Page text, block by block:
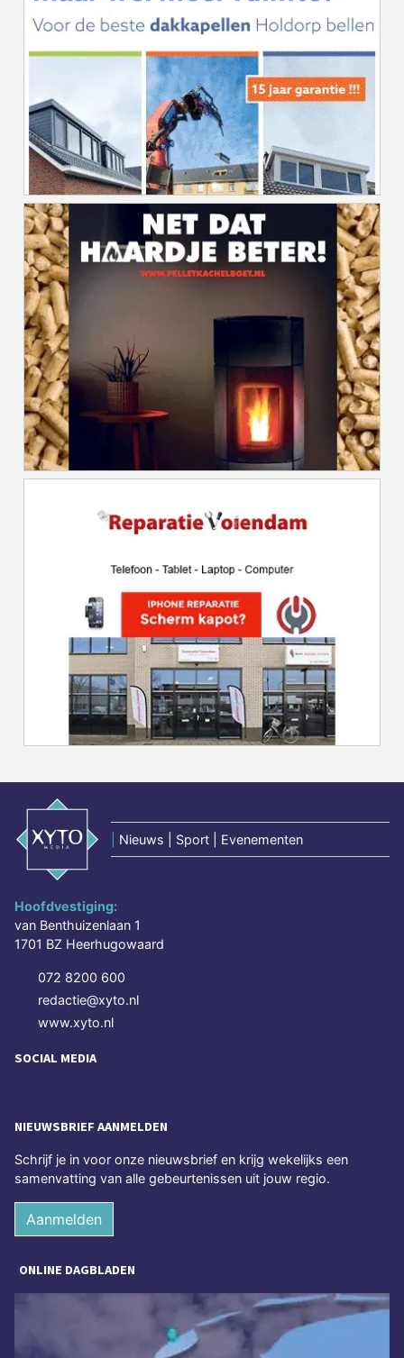
Nieuws | Sport | Evenementen
Hoofdvestiging:
van Benthuizenlaan 1
1701 BZ Heerhugowaard
072 8200 600
redactie@xyto.nl
www.xyto.nl
SOCIAL MEDIA
NIEUWSBRIEF AANMELDEN
Schrijf je in voor onze nieuwsbrief en krijg wekelijks een
samenvatting van alle gebeurtenissen uit jouw regio.
Aanmelden
ONLINE DAGBLADEN